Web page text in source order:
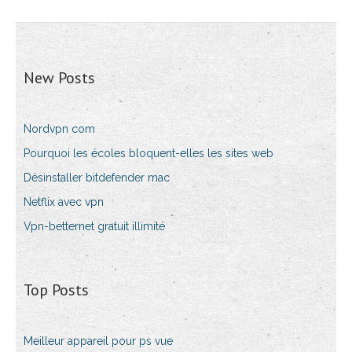
New Posts
Nordvpn com
Pourquoi les écoles bloquent-elles les sites web
Désinstaller bitdefender mac
Netflix avec vpn
Vpn-betternet gratuit illimité
Top Posts
Meilleur appareil pour ps vue